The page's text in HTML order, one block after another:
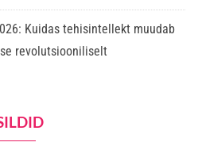
Kuidas tehisintellekt muudab
revolutsiooniliselt